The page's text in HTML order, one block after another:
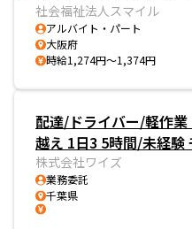
社会福祉法人スマイル
アルバイト・パート
大阪府
時給1,274円～1,374円
配達/ドライバー/軽作
越え 1日3 5時間/未経験
株式会社ワイズ
業務委託
千葉県